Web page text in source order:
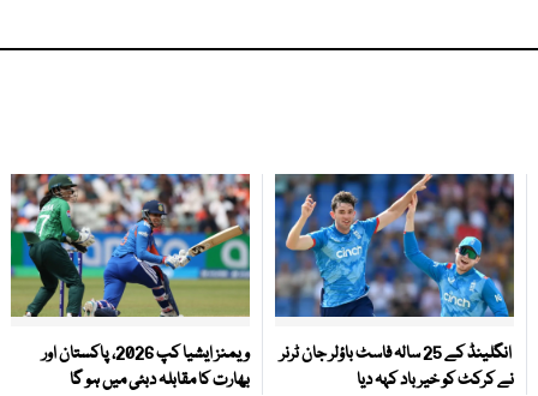
انگلینڈ کے 25 سالہ فاسٹ باؤلر جان ٹرنر
نے کرکٹ کو خیر باد کہہ دیا
ویمنز ایشیا کپ 2026، پاکستان اور
بھارت کا مقابلہ دبئی میں ہو گا